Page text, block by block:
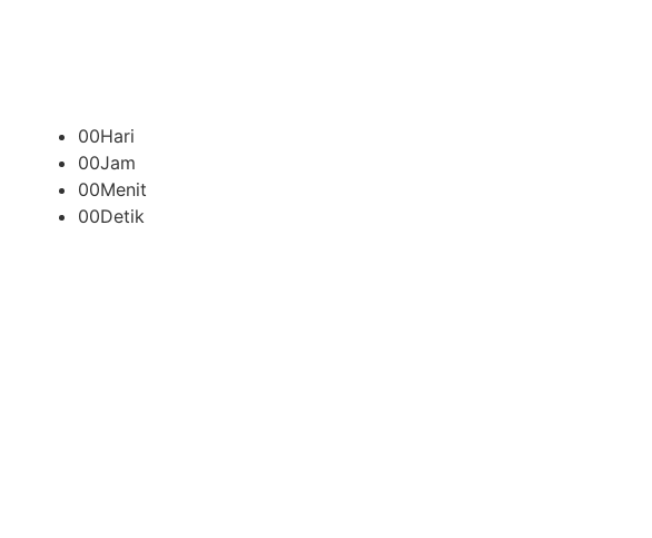
00Hari
00Jam
00Menit
00Detik